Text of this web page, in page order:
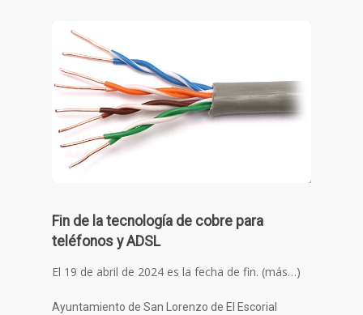
Fin de la tecnología de cobre para
teléfonos y ADSL
El 19 de abril de 2024 es la fecha de fin. (más…)
Ayuntamiento de San Lorenzo de El Escorial